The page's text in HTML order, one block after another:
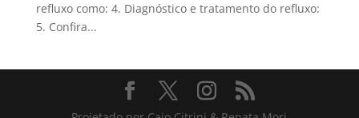
refluxo como: 4. Diagnóstico e tratamento do refluxo:
5. Confira...